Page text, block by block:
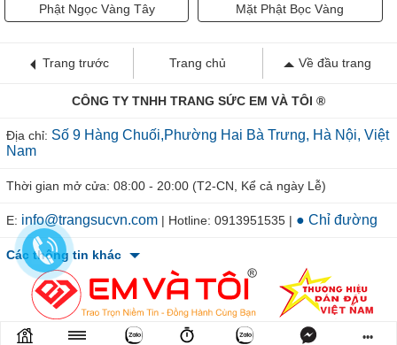
Phật Ngọc Vàng Tây Mặt Phật Bọc Vàng
Trang trước Trang chủ Về đầu trang
CÔNG TY TNHH TRANG SỨC EM VÀ TÔI ®
Địa chỉ: Số 9 Hàng Chuối,Phường Hai Bà Trưng, Hà Nội, Việt
Nam
Thời gian mở cửa: 08:00 - 20:00 (T2-CN, Kể cả ngày Lễ)
E: info@trangsucvn.com | Hotline: 0913951535 | ● Chỉ đường
Các thông tin khác
•••